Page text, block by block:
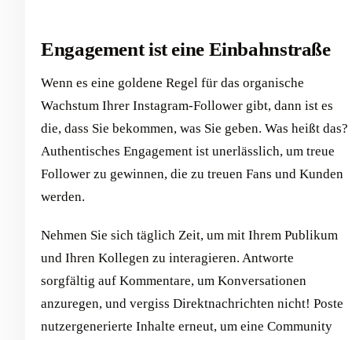
Engagement ist eine Einbahnstraße
Wenn es eine goldene Regel für das organische
Wachstum Ihrer Instagram-Follower gibt, dann ist es
die, dass Sie bekommen, was Sie geben. Was heißt das?
Authentisches Engagement ist unerlässlich, um treue
Follower zu gewinnen, die zu treuen Fans und Kunden
werden.
Nehmen Sie sich täglich Zeit, um mit Ihrem Publikum
und Ihren Kollegen zu interagieren. Antworte
sorgfältig auf Kommentare, um Konversationen
anzuregen, und vergiss Direktnachrichten nicht! Poste
nutzergenerierte Inhalte erneut, um eine Community